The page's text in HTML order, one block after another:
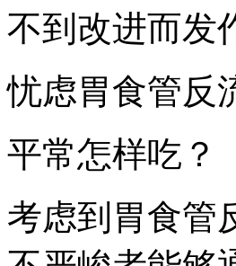
不到改进而发
忧虑胃食管反
平常怎样吃？
考虑到胃食管